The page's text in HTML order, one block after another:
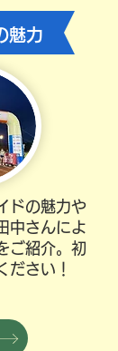
魅力
ドの魅力や
中さんによ
ご紹介。初
ださい！